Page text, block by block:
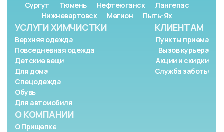
Сургут Тюмень Нефтеюганск
Лангепас
Нижневартовск
Мегион Пыть-Ях
КЛИЕНТАМ
Пункты приема
Вызов курьера
Акции и скидки
Служба заботы
О КОМПАНИИ
О Прищепке
УСЛУГИ ХИМЧИСТКИ
Верхняя одежда
Повседневная одежда
Детские вещи
Для дома
Спецодежда
Обувь
Для автомобиля